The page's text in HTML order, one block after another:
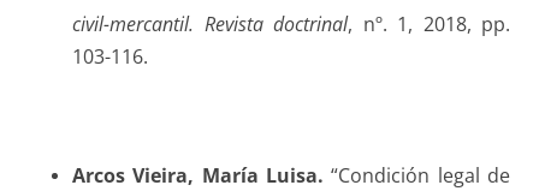
civil-mercantil. Revista doctrinal, nº. 1, 2018, pp.
103-116.
Arcos Vieira, María Luisa. “Condición legal de